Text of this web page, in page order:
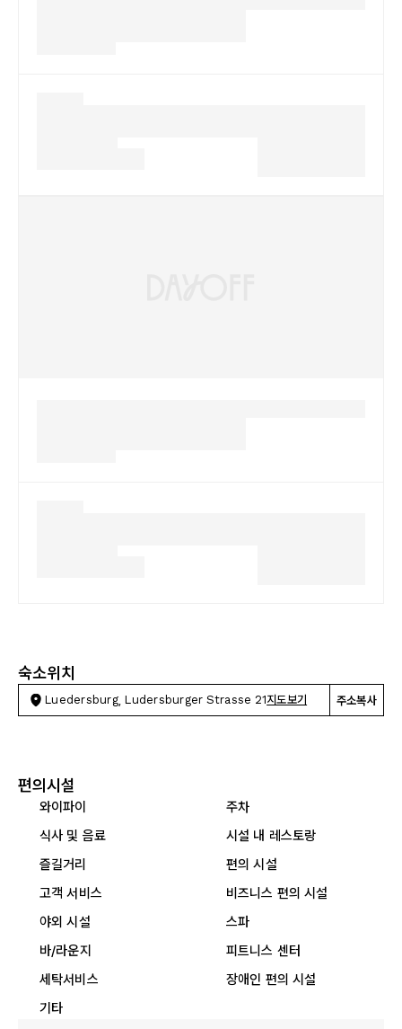
숙소위치
Luedersburg, Ludersburger Strasse 21지도보기 주소복사
편의시설
와이파이
주차
식사 및 음료
시설 내 레스토랑
즐길거리
편의 시설
고객 서비스
비즈니스 편의 시설
야외 시설
스파
바/라운지
피트니스 센터
세탁서비스
장애인 편의 시설
기타